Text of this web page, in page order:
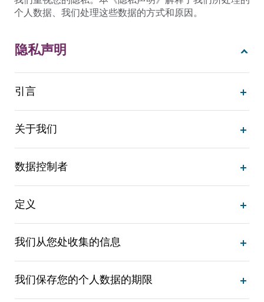
个人数据、我们处理这些数据的方式和原因。
隐私声明
引言
关于我们
数据控制者
定义
我们从您处收集的信息
我们保存您的个人数据的期限